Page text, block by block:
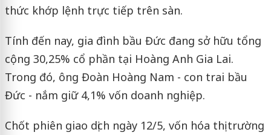
thức khớp lệnh trực tiếp trên sàn.
Tính đến nay, gia đình bầu Đức đang sở hữu tổng
cộng 30,25% cổ phần tại Hoàng Anh Gia Lai.
Trong đó, ông Đoàn Hoàng Nam - con trai bầu
Đức - nắm giữ 4,1% vốn doanh nghiệp.
Chốt phiên giao dịch ngày 12/5, vốn hóa thị trường